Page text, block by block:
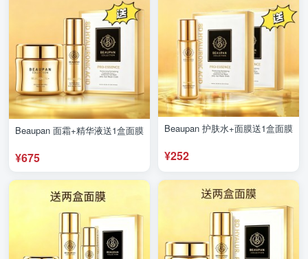
Beaupan 面霜+精华液送1盒面膜
¥675
Beaupan 护肤水+面膜送1盒面膜
¥252